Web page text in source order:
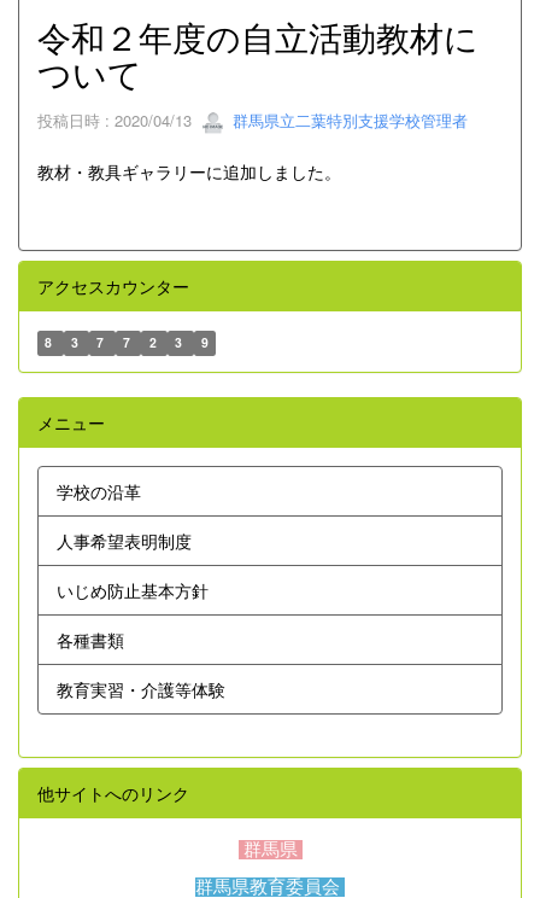
令和２年度の自立活動教材に
ついて
投稿日時 : 2020/04/13 群馬県立二葉特別支援学校管理者
教材・教具ギャラリーに追加しました。
アクセスカウンター
8 3 7 7 2 3 9
メニュー
学校の沿革
人事希望表明制度
いじめ防止基本方針
各種書類
教育実習・介護等体験
他サイトへのリンク
群馬県
群馬県教育委員会